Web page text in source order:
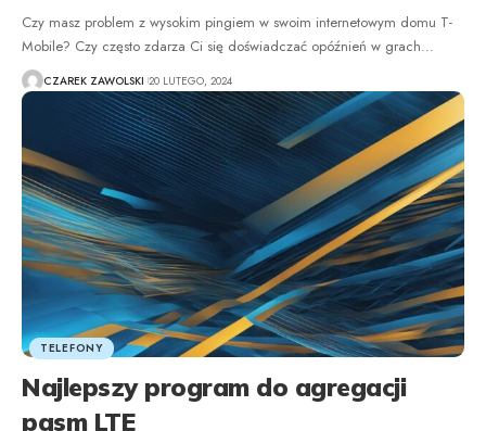
Czy masz problem z wysokim pingiem w swoim internetowym domu T-
Mobile? Czy często zdarza Ci się doświadczać opóźnień w grach…
CZAREK ZAWOLSKI 20 LUTEGO, 2024
TELEFONY
Najlepszy program do agregacji
pasm LTE